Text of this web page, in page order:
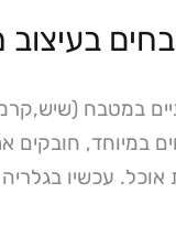
בעיצוב
במטבח
במיוחד, חובקים
עכשיו